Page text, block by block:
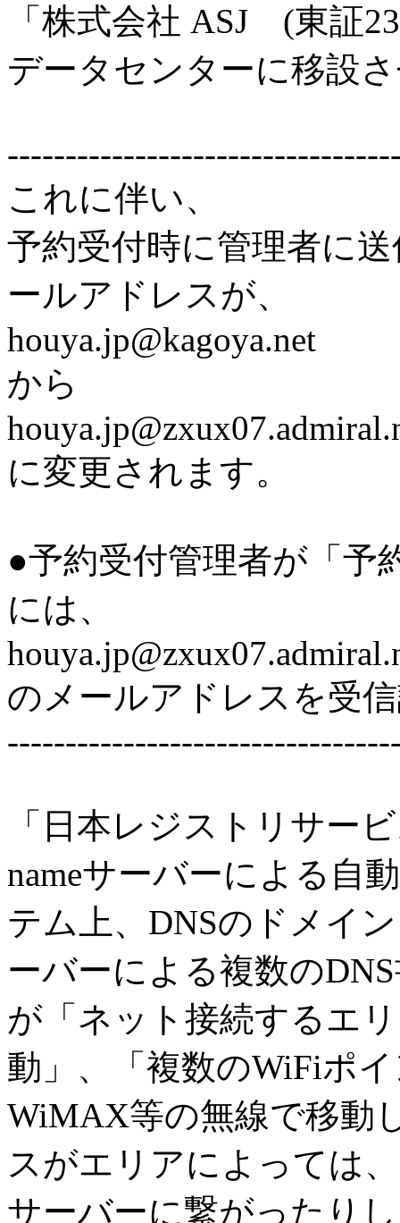
「株式会社 ASJ (東証
データセンターに移設
これに伴い、
予約受付時に管理者に
ールアドレスが、
houya.jp@kagoya.net
から
に変更されます。
●予約受付管理者が「予
には、
のメールアドレスを受
「日本レジストリサー
nameサーバーによる自
テム上、DNSのドメイ
ーバーによる複数の
が「ネット接続するエ
動」、「複数のWiFiポ
WiMAX等の無線で移動
スがエリアによっては
サーバーに繋がったり